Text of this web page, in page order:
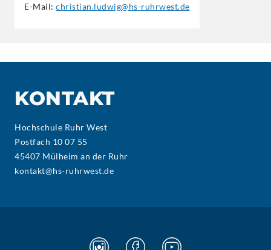
E-Mail: christian.ludwig@hs-ruhrwest.de
KONTAKT
Hochschule Ruhr West
Postfach 10 07 55
45407 Mülheim an der Ruhr
kontakt@hs-ruhrwest.de